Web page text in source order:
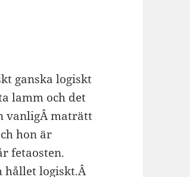
ganska logiskt
lamm och det
vanligÂ maträtt
hon är
fetaosten.
hållet logiskt.Â